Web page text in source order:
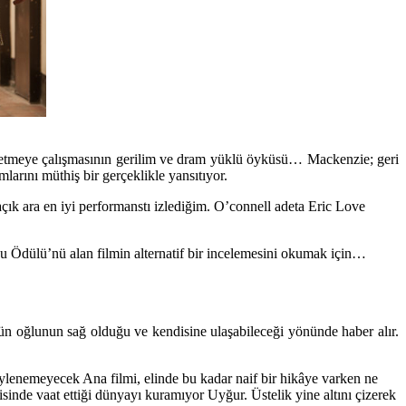
çalışmasının gerilim ve dram yüklü öyküsü… Mackenzie; geri
müthiş bir gerçeklikle yansıtıyor.
ara en iyi performanstı izlediğim. O’connell adeta Eric Love
Ödülü’nü alan filmin alternatif bir incelemesini okumak için…
oğlunun sağ olduğu ve kendisine ulaşabileceği yönünde haber alır.
Ana filmi, elinde bu kadar naif bir hikâye varken ne
vaat ettiği dünyayı kuramıyor Uyğur. Üstelik yine altını çizerek